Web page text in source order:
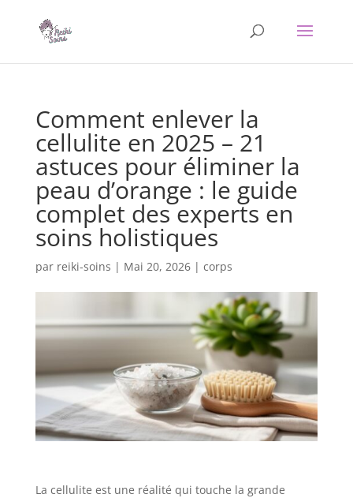
Comment enlever la
cellulite en 2025 – 21
astuces pour éliminer la
peau d’orange : le guide
complet des experts en
soins holistiques
par reiki-soins | Mai 20, 2026| corps
La cellulite est une réalité qui touche la grande